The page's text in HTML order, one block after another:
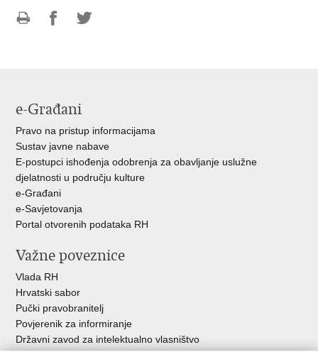
e-Građani
Pravo na pristup informacijama
Sustav javne nabave
E-postupci ishođenja odobrenja za obavljanje uslužne
djelatnosti u području kulture
e-Građani
e-Savjetovanja
Portal otvorenih podataka RH
Važne poveznice
Vlada RH
Hrvatski sabor
Pučki pravobranitelj
Povjerenik za informiranje
Državni zavod za intelektualno vlasništvo